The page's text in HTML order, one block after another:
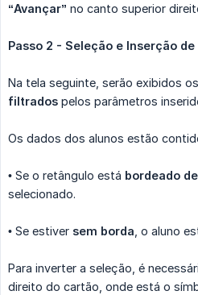
“Avançar” no canto superior
Passo 2 - Seleção e Inserção
Na tela seguinte, serão exibidos os
filtrados pelos parâmetros
Os dados dos alunos estão
• Se o retângulo está bordeado
selecionado.
• Se estiver sem borda , o aluno
Para inverter a seleção, é
direito do cartão, onde está o